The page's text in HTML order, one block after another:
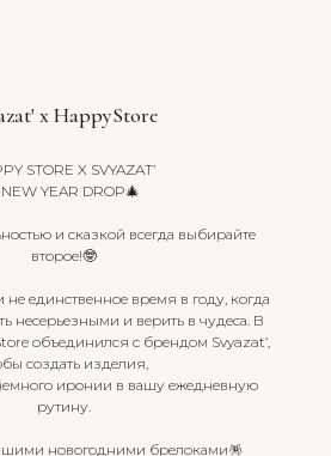
STORE X SVYAZAT’
YEAR DROP🎄
и сказкой всегда выбирайте
второе!🤓
единственное время в году, когда
несерьезными и верить в чудеса. В
объединился с брендом Svyazat’,
создать изделия,
иронии в вашу ежедневную
рутину.
новогодними брелоками🪅
x HappyStore